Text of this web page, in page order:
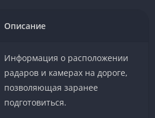
Описание
Информация о расположении
радаров и камерах на дороге,
позволяющая заранее
подготовиться.